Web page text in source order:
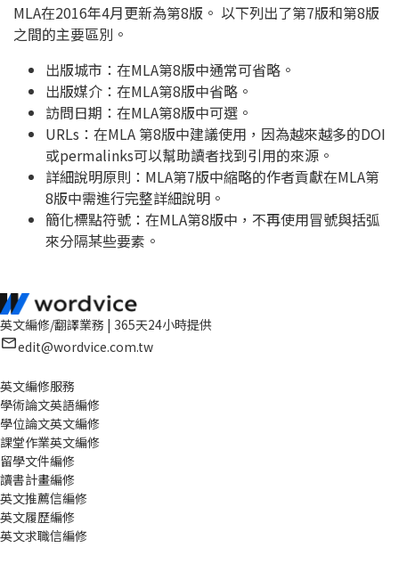
MLA在2016年4月更新為第8版。 以下列出了第7版和第8版
之間的主要區別。
出版城市：在MLA第8版中通常可省略。
出版媒介：在MLA第8版中省略。
訪問日期：在MLA第8版中可選。
URLs：在MLA 第8版中建議使用，因為越來越多的DOI
或permalinks可以幫助讀者找到引用的來源。
詳細說明原則：MLA第7版中縮略的作者貢獻在MLA第
8版中需進行完整詳細說明。
簡化標點符號：在MLA第8版中，不再使用冒號與括弧
來分隔某些要素。
英文編修/翻譯業務 | 365天24小時提供
edit@wordvice.com.tw
英文編修服務
學術論文英語編修
學位論文英文編修
課堂作業英文編修
留學文件編修
讀書計畫編修
英文推薦信編修
英文履歷編修
英文求職信編修